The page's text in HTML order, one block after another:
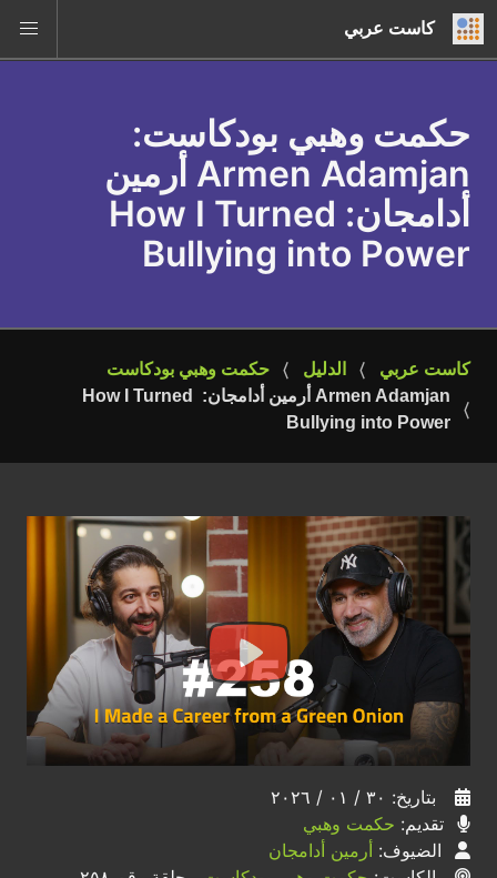
كاست عربي
حكمت وهبي بودكاست:
Armen Adamjan أرمين
أدامجان: How I Turned
Bullying into Power
كاست عربي الدليل
حكمت وهبي بودكاست
Armen Adamjan أرمين أدامجان: How I Turned
Bullying into Power
بتاريخ: ٣٠ / ٠١ / ٢٠٢٦
تقديم: حكمت وهبي
الضيوف: أرمين أدامجان